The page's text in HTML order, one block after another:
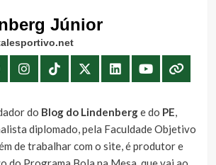
Júnior
do Blog do Lindenberge do PE,
diplomado, pela Faculdade Objetivo
de trabalhar com o site, é produtor e